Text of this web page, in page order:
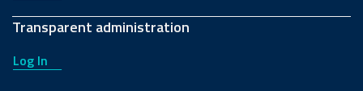
Transparent administration
Log In